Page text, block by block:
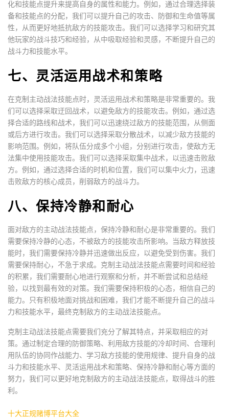
化和技能点提升来提高自身的属性和能力。例如，通过合理选择装
备和技能点的分配，我们可以提升自己的攻击、防御和生命值等属
性，从而更好地抵抗敌方的技能攻击。我们可以选择学习和研究其
他玩家的战斗技巧和经验，从中吸取经验和灵感，不断提升自己的
战斗力和技能水平。
七、灵活运用战术和策略
在克制主动战法技能点时，灵活运用战术和策略是非常重要的。我
们可以选择采取迂回战术，以避免敌方的技能攻击。例如，通过选
择合适的路线和战术，我们可以迅速绕过敌方的技能范围，从侧面
或后方进行攻击。我们可以选择采取分散战术，以减少敌方技能的
影响范围。例如，将队伍分成多个小组，分别进行攻击，使敌方无
法集中使用技能攻击。我们可以选择采取集中战术，以迅速击败敌
方。例如，通过选择合适的时机和位置，我们可以集中火力，迅速
击败敌方的核心成员，削弱敌方的战斗力。
八、保持冷静和耐心
面对敌方的主动战法技能点，保持冷静和耐心是非常重要的。我们
需要保持冷静的心态，不被敌方的技能攻击所影响。当敌方释放技
能时，我们需要保持冷静并迅速做出反应，以避免受到伤害。我们
需要保持耐心，不急于求成。克制主动战法技能点需要时间和经验
的积累，我们需要耐心地进行观察和分析，并不断尝试和总结经
验，以找到最有效的对策。我们需要保持积极的心态，相信自己的
能力。只有积极地面对挑战和困难，我们才能不断提升自己的战斗
力和技能水平，最终克制敌方的主动战法技能点。
克制主动战法技能点需要我们充分了解其特点，并采取相应的对
策。通过制定合理的防御策略、利用敌方技能的冷却时间、合理利
用队伍的协同作战能力、学习敌方技能的使用规律、提升自身的战
斗力和技能水平、灵活运用战术和策略、保持冷静和耐心等方面的
努力，我们可以更好地克制敌方的主动战法技能点，取得战斗的胜
利。
十大正规赌博平台大全